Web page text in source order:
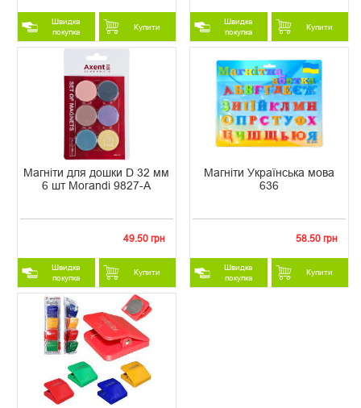
Швидка
покупка
Купити
Швидка
покупка
Купити
Магніти для дошки D 32 мм
6 шт Morandi 9827-А
49.50 грн
Швидка
покупка
Купити
Магніти Українська мова
636
58.50 грн
Швидка
покупка
Купити